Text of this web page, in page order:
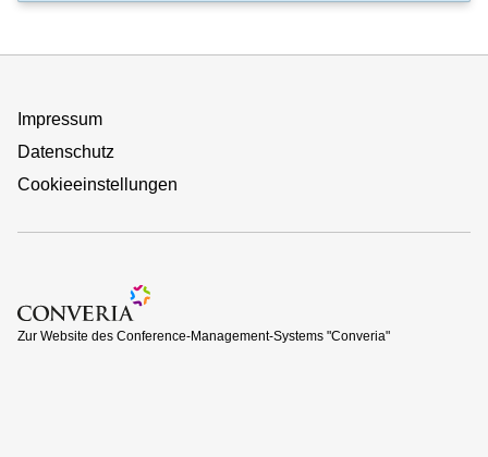
Impressum
Datenschutz
Cookieeinstellungen
Zur Website des Conference-Management-Systems
Zur Website des Conference-Management-Systems "Converia"